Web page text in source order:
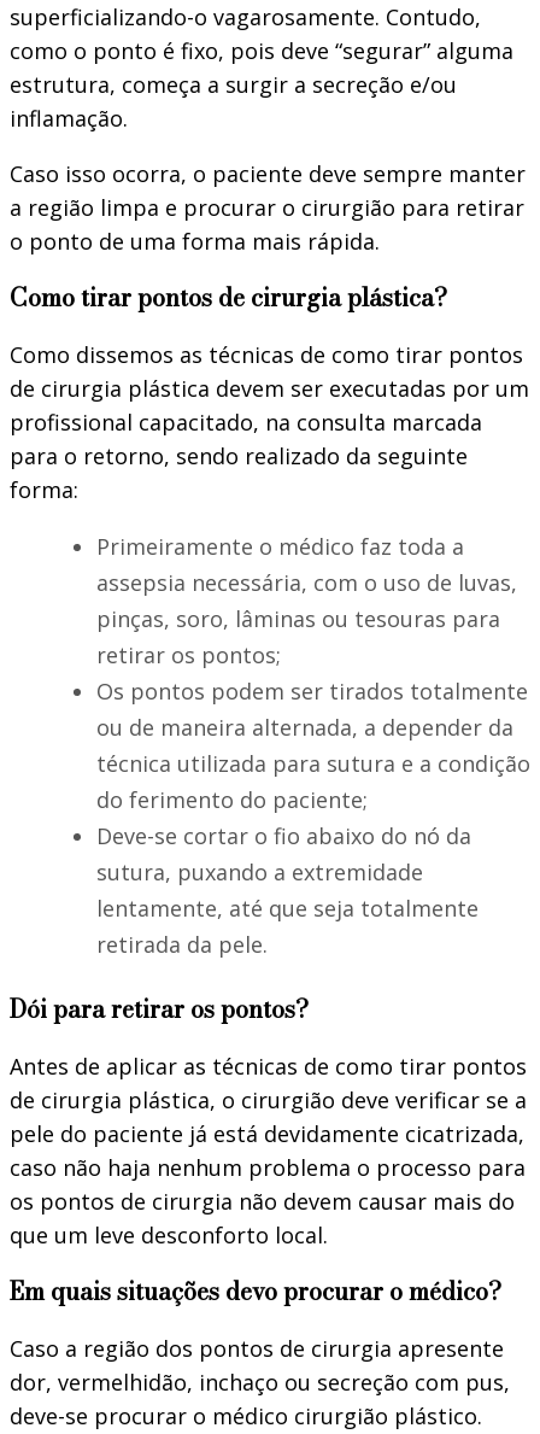
superficializando-o vagarosamente. Contudo,
como o ponto é fixo, pois deve “segurar” alguma
estrutura, começa a surgir a secreção e/ou
inflamação.
Caso isso ocorra, o paciente deve sempre manter
a região limpa e procurar o cirurgião para retirar
o ponto de uma forma mais rápida.
Como tirar pontos de cirurgia plástica?
Como dissemos as técnicas de como tirar pontos
de cirurgia plástica devem ser executadas por um
profissional capacitado, na consulta marcada
para o retorno, sendo realizado da seguinte
forma:
Primeiramente o médico faz toda a
assepsia necessária, com o uso de luvas,
pinças, soro, lâminas ou tesouras para
retirar os pontos;
Os pontos podem ser tirados totalmente
ou de maneira alternada, a depender da
técnica utilizada para sutura e a condição
do ferimento do paciente;
Deve-se cortar o fio abaixo do nó da
sutura, puxando a extremidade
lentamente, até que seja totalmente
retirada da pele.
Dói para retirar os pontos?
Antes de aplicar as técnicas de como tirar pontos
de cirurgia plástica, o cirurgião deve verificar se a
pele do paciente já está devidamente cicatrizada,
caso não haja nenhum problema o processo para
os pontos de cirurgia não devem causar mais do
que um leve desconforto local.
Em quais situações devo procurar o médico?
Caso a região dos pontos de cirurgia apresente
dor, vermelhidão, inchaço ou secreção com pus,
deve-se procurar o médico cirurgião plástico.